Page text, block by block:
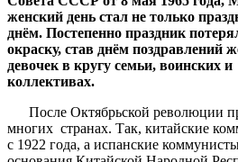
женский день стал не только
днём. Постепенно праздник
окраску, став днём поздравлений
девочек в кругу семьи, воинских
коллективах.
После Октябрьской революции
многих странах. Так, китайские
с 1922 года, а испанские